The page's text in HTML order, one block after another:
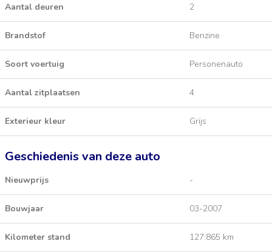
Aantal deuren 2
Brandstof Benzine
Soort voertuig Personenauto
Aantal zitplaatsen 4
Exterieur kleur Grijs
Geschiedenis van deze auto
Nieuwprijs -
Bouwjaar 03-2007
Kilometer stand 127.865 km